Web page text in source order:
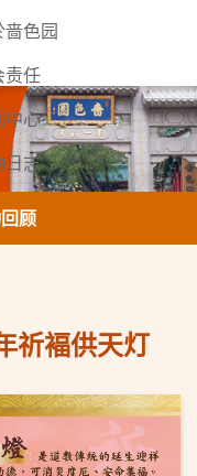
啬色园
责任
中心
日志
们
顾
祈褔供天灯